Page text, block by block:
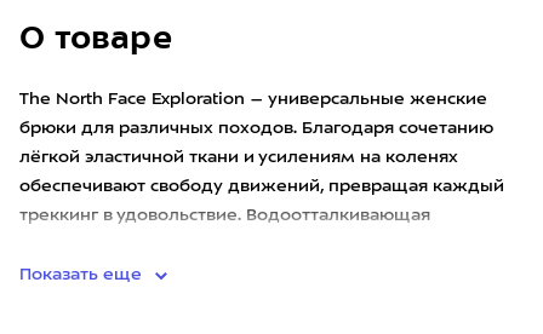
О товаре
The North Face Exploration – универсальные женские
брюки для различных походов. Благодаря сочетанию
лёгкой эластичной ткани и усилениям на коленях
обеспечивают свободу движений, превращая каждый
треккинг в удовольствие. Водоотталкивающая
Показать еще